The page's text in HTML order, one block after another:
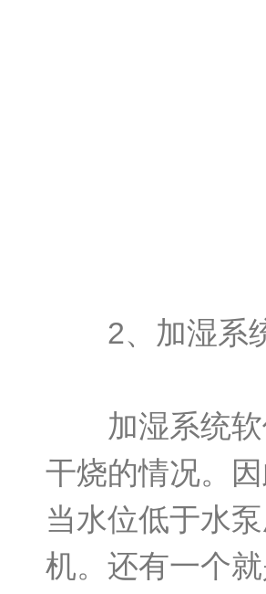
2、加湿系统
加湿系统软
干烧的情况。
当水位低于水
机。还有一个